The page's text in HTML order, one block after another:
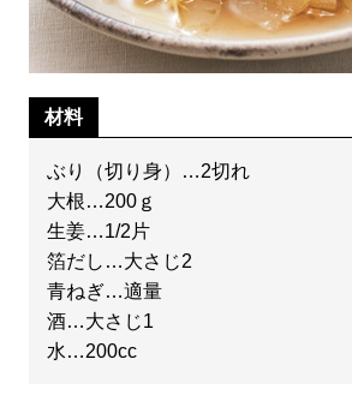
材料
ぶり（切り身）…2切れ
大根…200ｇ
生姜…1/2片
箔だし…大さじ2
青ねぎ…適量
酒…大さじ1
水…200cc